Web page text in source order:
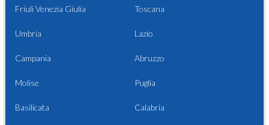
Friuli Venezia Giulia Toscana
Umbria Lazio
Campania Abruzzo
Molise Puglia
Basilicata Calabria